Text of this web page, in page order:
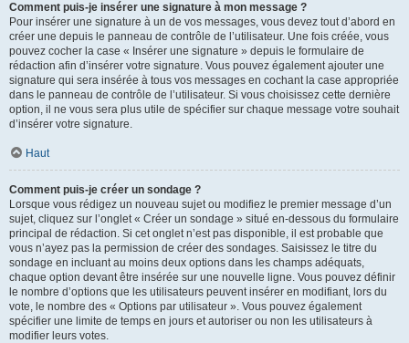
Comment puis-je insérer une signature à mon message ?
Pour insérer une signature à un de vos messages, vous devez tout d’abord en
créer une depuis le panneau de contrôle de l’utilisateur. Une fois créée, vous
pouvez cocher la case « Insérer une signature » depuis le formulaire de
rédaction afin d’insérer votre signature. Vous pouvez également ajouter une
signature qui sera insérée à tous vos messages en cochant la case appropriée
dans le panneau de contrôle de l’utilisateur. Si vous choisissez cette dernière
option, il ne vous sera plus utile de spécifier sur chaque message votre souhait
d’insérer votre signature.
Haut
Comment puis-je créer un sondage ?
Lorsque vous rédigez un nouveau sujet ou modifiez le premier message d’un
sujet, cliquez sur l’onglet « Créer un sondage » situé en-dessous du formulaire
principal de rédaction. Si cet onglet n’est pas disponible, il est probable que
vous n’ayez pas la permission de créer des sondages. Saisissez le titre du
sondage en incluant au moins deux options dans les champs adéquats,
chaque option devant être insérée sur une nouvelle ligne. Vous pouvez définir
le nombre d’options que les utilisateurs peuvent insérer en modifiant, lors du
vote, le nombre des « Options par utilisateur ». Vous pouvez également
spécifier une limite de temps en jours et autoriser ou non les utilisateurs à
modifier leurs votes.